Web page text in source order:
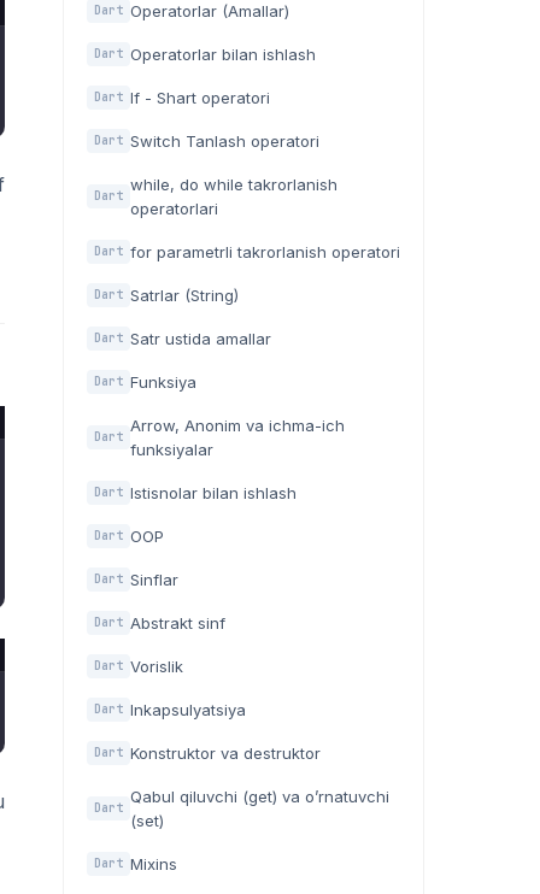
Dart Operatorlar (Amallar)
Dart Operatorlar bilan ishlash
Dart If - Shart operatori
Dart Switch Tanlash operatori
Dart
while, do while takrorlanish
operatorlari
Dart for parametrli takrorlanish operatori
Dart Satrlar (String)
Dart Satr ustida amallar
Dart Funksiya
Dart
Arrow, Anonim va ichma-ich
funksiyalar
Dart Istisnolar bilan ishlash
Dart OOP
Dart Sinflar
Dart Abstrakt sinf
Dart Vorislik
Dart Inkapsulyatsiya
Dart Konstruktor va destruktor
Dart
Qabul qiluvchi (get) va o’rnatuvchi
(set)
Dart Mixins